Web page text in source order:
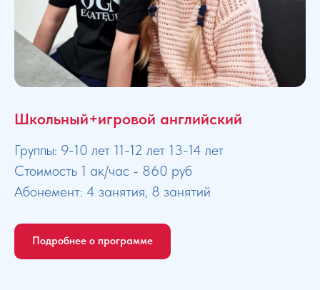
Школьный+игровой английский
Группы: 9-10 лет 11-12 лет 13-14 лет
Стоимость 1 ак/час - 860 руб
Абонемент: 4 занятия, 8 занятий
Подробнее о программе